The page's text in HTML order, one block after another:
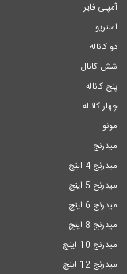
آمپلی فایر
استریو
دو کاناله
شش کانال
پنج کاناله
چهار کاناله
مونو
میدرنج
میدرنج 4 اینچ
میدرنج 5 اینچ
میدرنج 6 اینچ
میدرنج 8 اینچ
میدرنج 10 اینچ
میدرنج 12 اینچ